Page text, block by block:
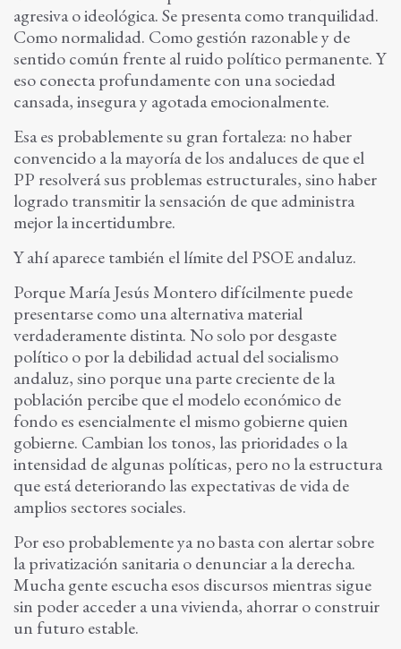
agresiva o ideológica. Se presenta como tranquilidad.
Como normalidad. Como gestión razonable y de
sentido común frente al ruido político permanente. Y
eso conecta profundamente con una sociedad
cansada, insegura y agotada emocionalmente.
Esa es probablemente su gran fortaleza: no haber
convencido a la mayoría de los andaluces de que el
PP resolverá sus problemas estructurales, sino haber
logrado transmitir la sensación de que administra
mejor la incertidumbre.
Y ahí aparece también el límite del PSOE andaluz.
Porque María Jesús Montero difícilmente puede
presentarse como una alternativa material
verdaderamente distinta. No solo por desgaste
político o por la debilidad actual del socialismo
andaluz, sino porque una parte creciente de la
población percibe que el modelo económico de
fondo es esencialmente el mismo gobierne quien
gobierne. Cambian los tonos, las prioridades o la
intensidad de algunas políticas, pero no la estructura
que está deteriorando las expectativas de vida de
amplios sectores sociales.
Por eso probablemente ya no basta con alertar sobre
la privatización sanitaria o denunciar a la derecha.
Mucha gente escucha esos discursos mientras sigue
sin poder acceder a una vivienda, ahorrar o construir
un futuro estable.